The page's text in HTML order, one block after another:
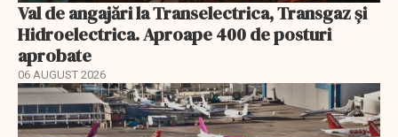
Val de angajări la Transelectrica, Transgaz și
Hidroelectrica. Aproape 400 de posturi
aprobate
06 AUGUST 2026